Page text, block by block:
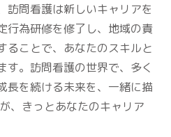
訪問看護は新しいキャリアを
行為研修を修了し、地域の責
ることで、あなたのスキルと
す。訪問看護の世界で、多く
長を続ける未来を、一緒に描
、きっとあなたのキャリア